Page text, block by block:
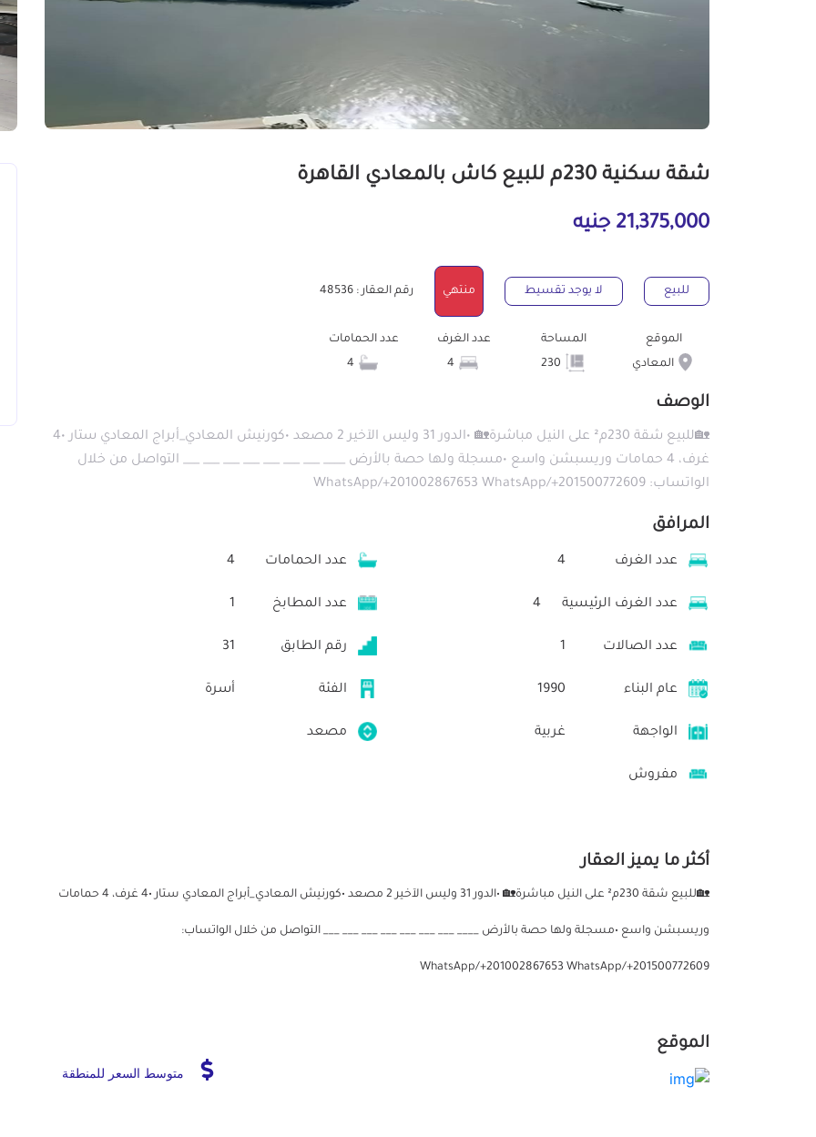
شقة سكنية 230م للبيع كاش بالمعادي القاهرة
21,375,000 جنيه
للبيع لا يوجد تقسيط منتهي رقم العقار : 48536
الموقع
المعادي
المساحة
عدد الغرف
عدد الحمامات
الوصف
🏡للبيع شقة 230م² على النيل مباشرة🏡 •الدور 31 وليس الآخير 2 مصعد •كورنيش المعادي_أبراج المعادي ستار •4
غرف، 4 حمامات وريسبشن واسع •مسجلة ولها حصة بالأرض ____ ___ ___ ___ ___ ___ ___ ___ التواصل من خلال
الواتساب: WhatsApp/+201002867653 WhatsApp/+201500772609
المرافق
عدد الغرف 4 عدد الحمامات 4
عدد الغرف الرئيسية 4 عدد المطابخ 1
عدد الصالات 1 رقم الطابق 31
عام البناء 1990 الفئة أسرة
الواجهة غربية مصعد
مفروش
أكثر ما يميز العقار
🏡للبيع شقة 230م² على النيل مباشرة🏡 •الدور 31 وليس الآخير 2 مصعد •كورنيش المعادي_أبراج المعادي ستار •4 غرف، 4 حمامات
وريسبشن واسع •مسجلة ولها حصة بالأرض ____ ___ ___ ___ ___ ___ ___ ___ التواصل من خلال الواتساب:
WhatsApp/+201002867653 WhatsApp/+201500772609
الموقع
متوسط السعر للمنطقة